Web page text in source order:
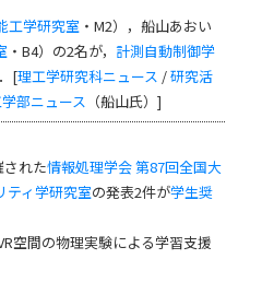
工学研究室 ・M2），船山あおい
・B4）の2名が，計測自動制御学
[理工学研究科ニュース /研究活
部ニュース （船山氏）]
された情報処理学会 第87回全国大
ティ学研究室の発表2件が学生奨
空間の物理実験による学習支援